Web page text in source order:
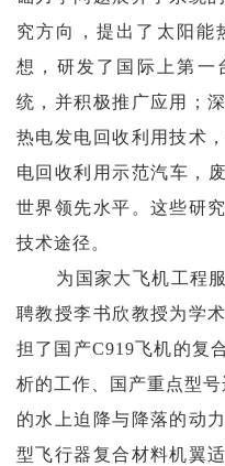
究方向，提出了太阳
想，研发了国际上第
统，并积极推广应用；
热电发电回收利用技术
电回收利用示范汽车，
世界领先水平。这些研
技术途径。
为国家大飞机工程服
聘教授李书欣教授为学
担了国产C919飞机的复
析的工作、国产重点型
的水上迫降与降落的动
型飞行器复合材料机翼